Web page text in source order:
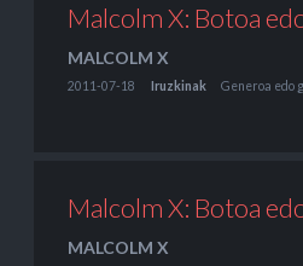
Malcolm X: Botoa
MALCOLM X
2011-07-18 Iruzkinak Generoa edo
Malcolm X: Botoa
MALCOLM X